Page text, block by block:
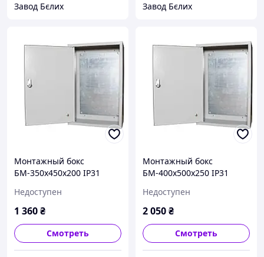
Завод Бєлих Завод Бєлих
Монтажный бокс
БМ-350х450х200 IP31
Недоступен
1 360₴
Смотреть
Монтажный бокс
БМ-400х500х250 IP31
Недоступен
2 050₴
Смотреть